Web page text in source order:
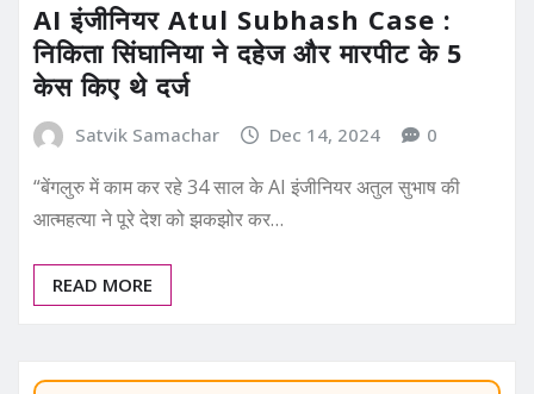
AI इंजीनियर Atul Subhash Case :
निकिता सिंघानिया ने दहेज और मारपीट के 5
केस किए थे दर्ज
Satvik Samachar Dec 14, 2024 0
“बेंगलुरु में काम कर रहे 34 साल के AI इंजीनियर अतुल सुभाष की
आत्महत्या ने पूरे देश को झकझोर कर…
READ MORE